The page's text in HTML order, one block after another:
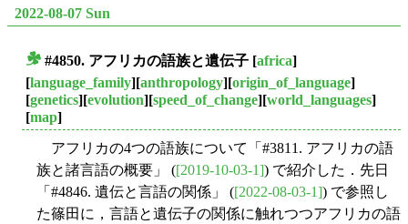
2022-08-07 Sun
#4850. アフリカの語族と遺伝子 [africa]
[language_family][anthropology][origin_of_language]
[genetics][evolution][speed_of_change][world_languages]
[map]
アフリカの4つの語族について「#3811. アフリカの語
族と諸言語の概要」 ([2019-10-03-1]) で紹介した．先日
「#4846. 遺伝と言語の関係」 ([2022-08-03-1]) で参照し
た篠田に，言語と遺伝子の関係に触れつつアフリカの語